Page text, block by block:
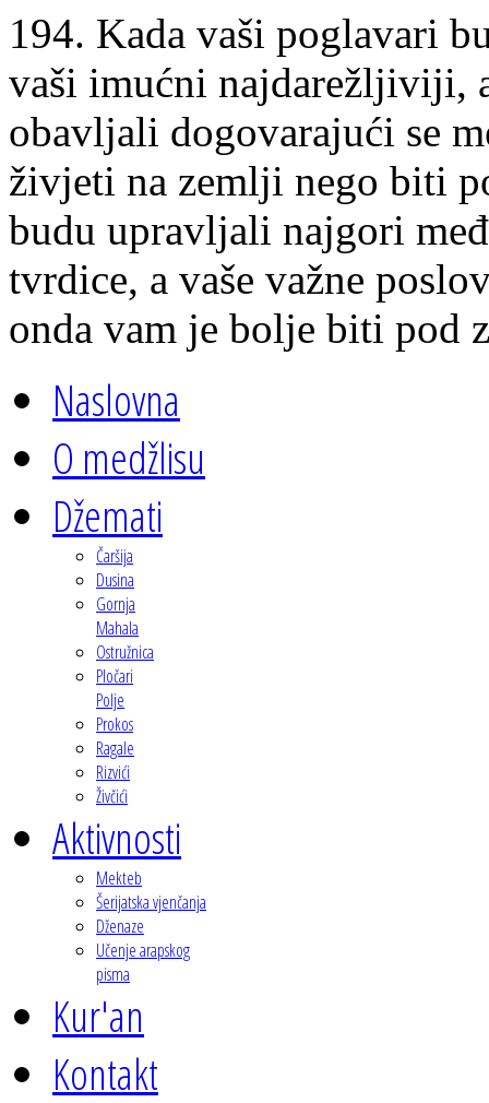
194. Kada vaši poglavari
vaši imućni najdarežljiviji,
obavljali dogovarajući se
živjeti na zemlji nego biti
budu upravljali najgori
tvrdice, a vaše važne
onda vam je bolje biti pod
Naslovna
O medžlisu
Džemati
Čaršija
Dusina
Gornja
Mahala
Ostružnica
Pločari
Polje
Prokos
Ragale
Rizvići
Živčići
Aktivnosti
Mekteb
Šerijatska vjenčanja
Dženaze
Učenje arapskog
pisma
Kur'an
Kontakt